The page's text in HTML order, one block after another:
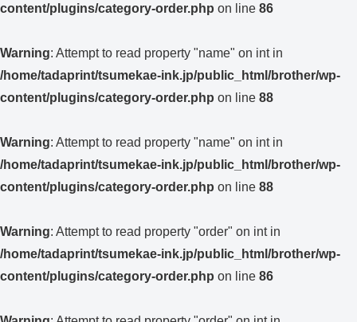
content/plugins/category-order.php on line 86
Warning: Attempt to read property "name" on int in
/home/tadaprint/tsumekae-ink.jp/public_html/brother/wp-
content/plugins/category-order.php on line 88
Warning: Attempt to read property "name" on int in
/home/tadaprint/tsumekae-ink.jp/public_html/brother/wp-
content/plugins/category-order.php on line 88
Warning: Attempt to read property "order" on int in
/home/tadaprint/tsumekae-ink.jp/public_html/brother/wp-
content/plugins/category-order.php on line 86